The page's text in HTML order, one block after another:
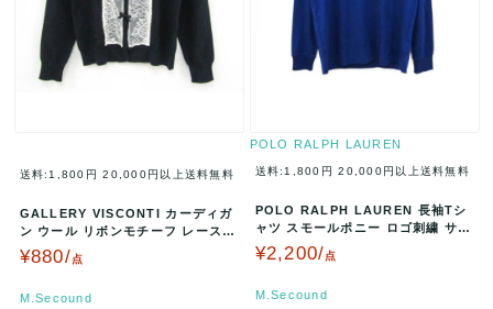
送料:1,800円 20,000円以上送料無料
GALLERY VISCONTI カーディガ
ン ウール リボンモチーフ レース
サイズ2 黒 ブラッ…
¥880/点
M.Secound
POLO RALPH LAUREN
送料:1,800円 20,000円以上送料無料
POLO RALPH LAUREN 長袖Tシ
ャツ スモールポニー ロゴ刺繍 サイ
ズSP ネイビー A…
¥2,200/点
M.Secound